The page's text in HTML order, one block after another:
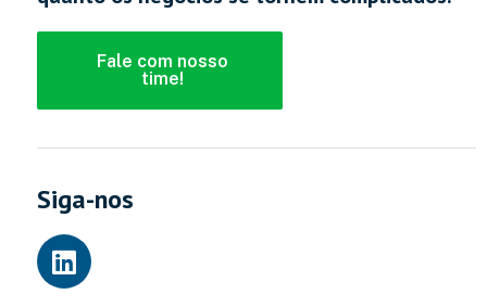
Fale com nosso
time!
Siga-nos